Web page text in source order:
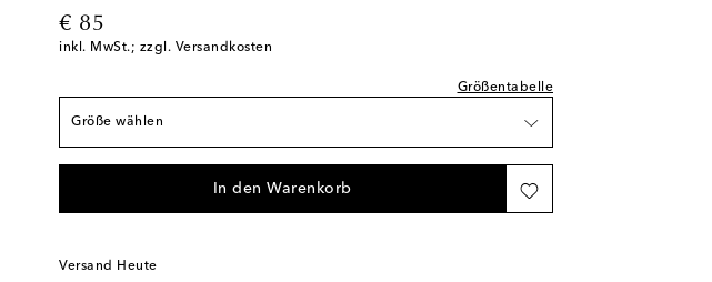
€ 85
original price
inkl. MwSt.; zzgl. Versandkosten
Größentabelle
Größe wählen
Europäische Größen
EU 31
In den Warenkorb
Versand Heute